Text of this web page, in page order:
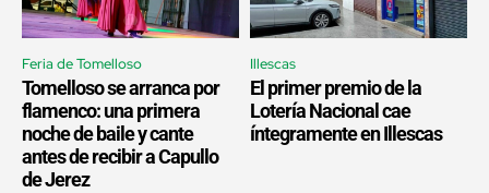
Feria de Tomelloso
Tomelloso se arranca por
flamenco: una primera
noche de baile y cante
antes de recibir a Capullo
de Jerez
Illescas
El primer premio de la
Lotería Nacional cae
íntegramente en Illescas